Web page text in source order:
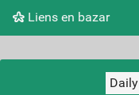
Liens en bazar
Daily